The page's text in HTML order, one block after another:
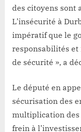
des citoyens sont
L’insécurité à
impératif que le
responsabilités et
de sécurité », a
Le député en
sécurisation des
multiplication des
frein à